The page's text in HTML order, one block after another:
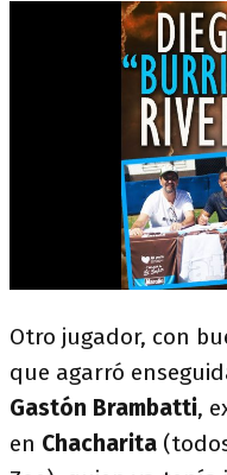
Otro jugador, con
que agarró
Gastón Brambatti,
en Chacharita